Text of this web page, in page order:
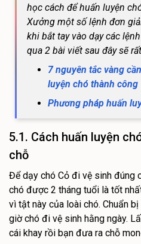
học cách để huấn luyện
Xưởng một số lệnh đơn
khi bắt tay vào dạy các
qua 2 bài viết sau đây sẽ
7 nguyên tắc vàng
luyện chó thành công
Phương pháp huấn
5.1. Cách huấn luyện
chỗ
Để dạy chó Cỏ đi vệ sinh đúng
chó được 2 tháng tuổi là tốt
vì tật này của loài chó. Chuẩn
giờ chó đi vệ sinh hằng ngày.
cái khay rồi bạn đưa ra chỗ